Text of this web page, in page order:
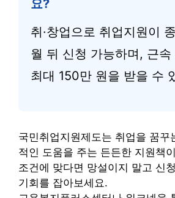
요?
취·창업으로 취업지원이
월 뒤 신청 가능하며, 근
최대 150만 원을 받을 수
국민취업지원제도는 취업을 꿈꾸
적인 도움을 주는 든든한 지원책
조건에 맞다면 망설이지 말고 신
기회를 잡아보세요.